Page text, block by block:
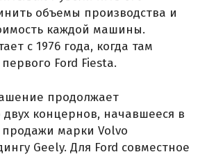
объемы производства и
каждой машины.
с 1976 года, когда там
Ford Fiesta.
продолжает
двух концернов, начавшееся в
продажи марки Volvo
Geely. Для Ford совместное